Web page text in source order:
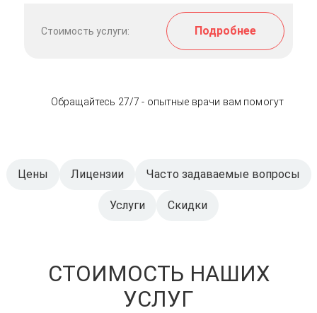
Стоимость услуги: Подробнее
Обращайтесь 27/7 - опытные врачи вам помогут
Цены Лицензии Часто задаваемые вопросы
Услуги Скидки
СТОИМОСТЬ НАШИХ
УСЛУГ